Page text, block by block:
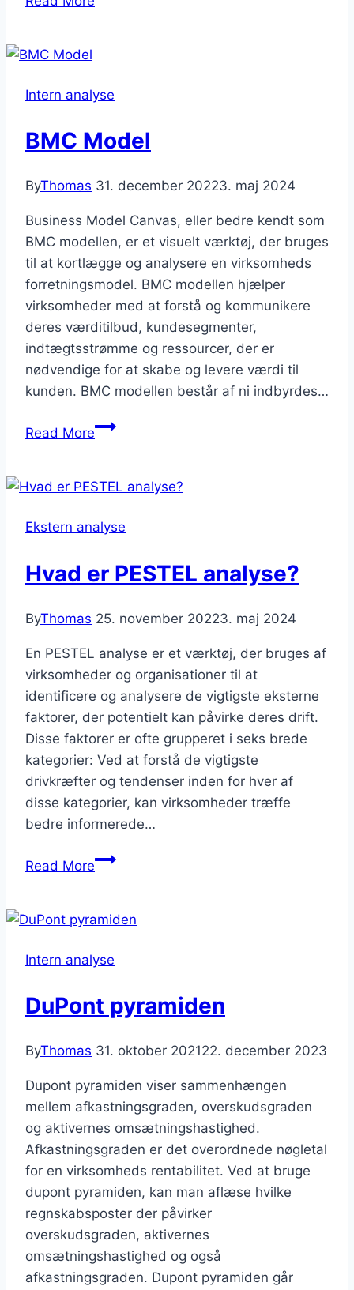
Intern analyse
BMC Model
ByThomas 31. december 20223. maj 2024
Business Model Canvas, eller bedre kendt som
BMC modellen, er et visuelt værktøj, der bruges
til at kortlægge og analysere en virksomheds
forretningsmodel. BMC modellen hjælper
virksomheder med at forstå og kommunikere
deres værditilbud, kundesegmenter,
indtægtsstrømme og ressourcer, der er
nødvendige for at skabe og levere værdi til
kunden. BMC modellen består af ni indbyrdes…
Read MoreBMC
Ekstern analyse
Hvad er PESTEL analyse?
ByThomas 25. november 20223. maj 2024
En PESTEL analyse er et værktøj, der bruges af
virksomheder og organisationer til at
identificere og analysere de vigtigste eksterne
faktorer, der potentielt kan påvirke deres drift.
Disse faktorer er ofte grupperet i seks brede
kategorier: Ved at forstå de vigtigste
drivkræfter og tendenser inden for hver af
disse kategorier, kan virksomheder træffe
bedre informerede…
Read MoreHvad
analyse?
Intern analyse
DuPont pyramiden
ByThomas 31. oktober 202122. december 2023
Dupont pyramiden viser sammenhængen
mellem afkastningsgraden, overskudsgraden
og aktivernes omsætningshastighed.
Afkastningsgraden er det overordnede nøgletal
for en virksomheds rentabilitet. Ved at bruge
dupont pyramiden, kan man aflæse hvilke
regnskabsposter der påvirker
overskudsgraden, aktivernes
omsætningshastighed og også
afkastningsgraden. Dupont pyramiden går